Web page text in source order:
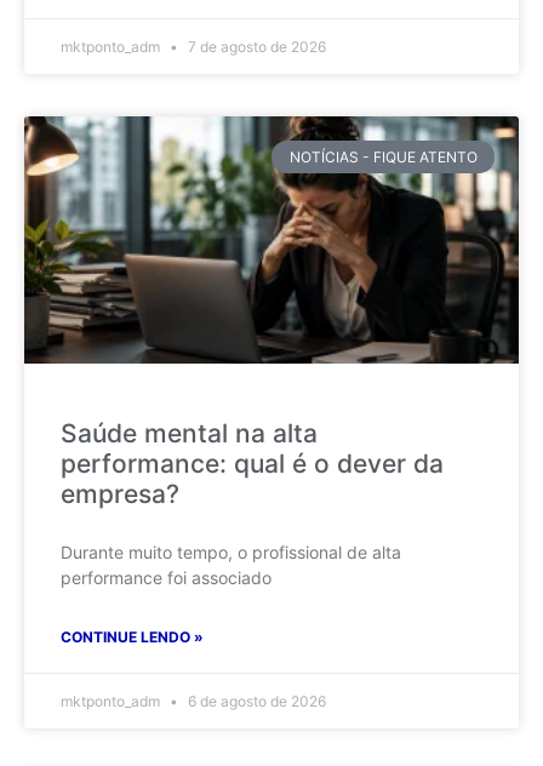
mktponto_adm 7 de agosto de 2026
NOTÍCIAS - FIQUE ATENTO
Saúde mental na alta
performance: qual é o dever da
empresa?
Durante muito tempo, o profissional de alta
performance foi associado
CONTINUE LENDO »
mktponto_adm 6 de agosto de 2026